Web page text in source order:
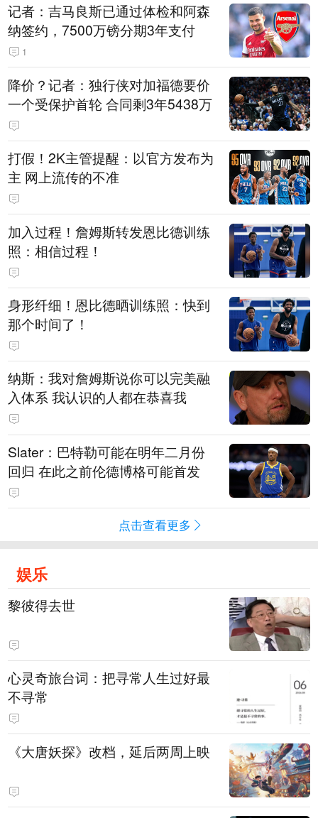
记者：吉马良斯已通过体检和阿森
纳签约，7500万镑分期3年支付
1
降价？记者：独行侠对加福德要价
一个受保护首轮 合同剩3年5438万
打假！2K主管提醒：以官方发布为
主 网上流传的不准
加入过程！詹姆斯转发恩比德训练
照：相信过程！
身形纤细！恩比德晒训练照：快到
那个时间了！
纳斯：我对詹姆斯说你可以完美融
入体系 我认识的人都在恭喜我
Slater：巴特勒可能在明年二月份
回归 在此之前伦德博格可能首发
点击查看更多
娱乐
黎彼得去世
心灵奇旅台词：把寻常人生过好最
不寻常
《大唐妖探》改档，延后两周上映